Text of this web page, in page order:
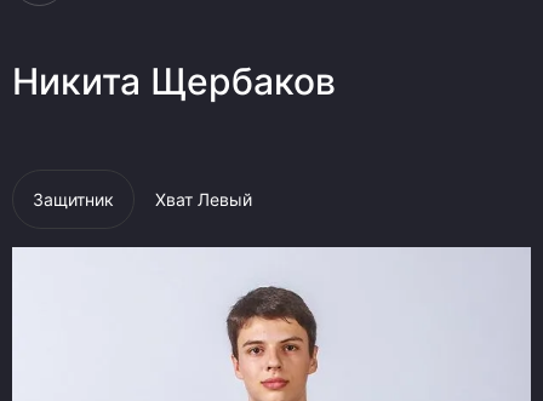
Никита Щербаков
Защитник Хват Левый